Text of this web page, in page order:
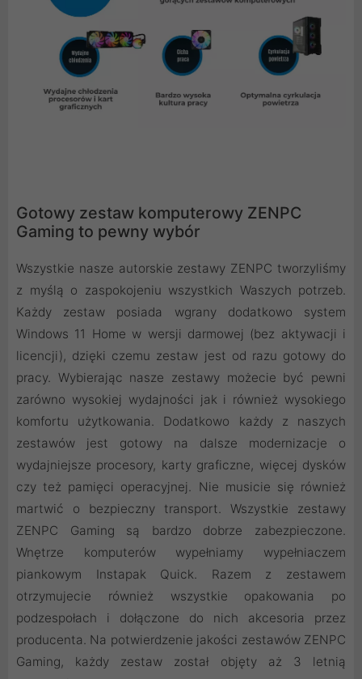
Gotowy zestaw komputerowy ZENPC
Gaming to pewny wybór
Wszystkie nasze autorskie zestawy ZENPC tworzyliśmy
z myślą o zaspokojeniu wszystkich Waszych potrzeb.
Każdy zestaw posiada wgrany dodatkowo system
Windows 11 Home w wersji darmowej (bez aktywacji i
licencji), dzięki czemu zestaw jest od razu gotowy do
pracy. Wybierając nasze zestawy możecie być pewni
zarówno wysokiej wydajności jak i również wysokiego
komfortu użytkowania. Dodatkowo każdy z naszych
zestawów jest gotowy na dalsze modernizacje o
wydajniejsze procesory, karty graficzne, więcej dysków
czy też pamięci operacyjnej. Nie musicie się również
martwić o bezpieczny transport. Wszystkie zestawy
ZENPC Gaming są bardzo dobrze zabezpieczone.
Wnętrze komputerów wypełniamy wypełniaczem
piankowym Instapak Quick. Razem z zestawem
otrzymujecie również wszystkie opakowania po
podzespołach i dołączone do nich akcesoria przez
producenta. Na potwierdzenie jakości zestawów ZENPC
Gaming, każdy zestaw został objęty aż 3 letnią